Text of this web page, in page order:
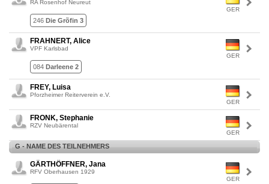
GER
RA Rosenhof Neureut
246 Die Grõfin 3
GER
FRAHNERT, Alice
VPF Karlsbad
084 Darleene 2
GER
FREY, Luisa
Pforzheimer Reiterverein e.V.
GER
FRONK, Stephanie
RZV Neubärental
G - NAME DES TEILNEHMERS
GER
GÄRTHÖFFNER, Jana
RFV Oberhausen 1929